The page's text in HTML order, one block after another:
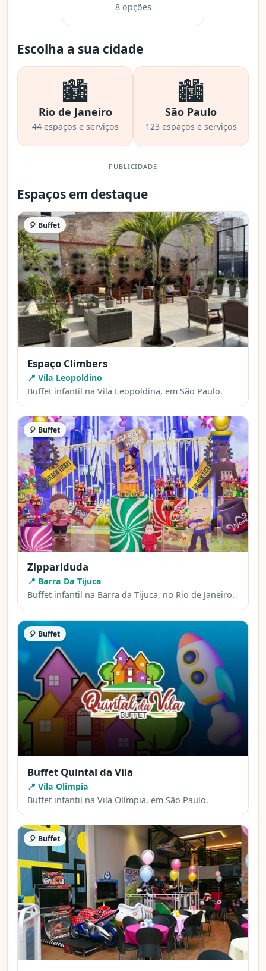
8 opções
Escolha a sua cidade
🏙️
Rio de Janeiro
44 espaços e serviços
🏙️
São Paulo
123 espaços e serviços
PUBLICIDADE
Espaços em destaque
🎈 Buffet
Espaço Climbers
📍 Vila Leopoldino
Buffet infantil na Vila Leopoldina, em São Paulo.
🎈 Buffet
Zippariduda
📍 Barra Da Tijuca
Buffet infantil na Barra da Tijuca, no Rio de Janeiro.
🎈 Buffet
Buffet Quintal da Vila
📍 Vila Olimpia
Buffet infantil na Vila Olímpia, em São Paulo.
🎈 Buffet